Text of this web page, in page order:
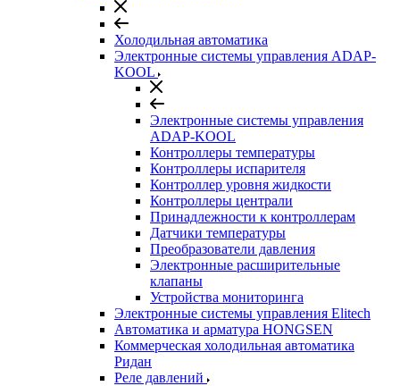
Холодильная автоматика
Электронные системы управления ADAP-
KOOL
Электронные системы управления
ADAP-KOOL
Контроллеры температуры
Контроллеры испарителя
Контроллер уровня жидкости
Контроллеры централи
Принадлежности к контроллерам
Датчики температуры
Преобразователи давления
Электронные расширительные
клапаны
Устройства мониторинга
Электронные системы управления Elitech
Автоматика и арматура HONGSEN
Коммерческая холодильная автоматика
Ридан
Реле давлений